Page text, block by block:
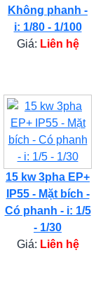
Không phanh -
i: 1/80 - 1/100
Giá: Liên hệ
15 kw 3pha EP+
IP55 - Mặt bích -
Có phanh - i: 1/5
- 1/30
Giá: Liên hệ